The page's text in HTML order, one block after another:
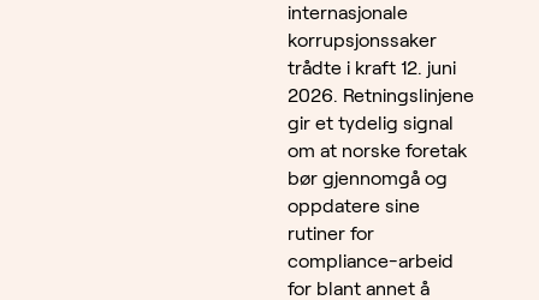
internasjonale
korrupsjonssaker
trådte i kraft 12. juni
2026. Retningslinjene
gir et tydelig signal
om at norske foretak
bør gjennomgå og
oppdatere sine
rutiner for
compliance-arbeid
for blant annet å